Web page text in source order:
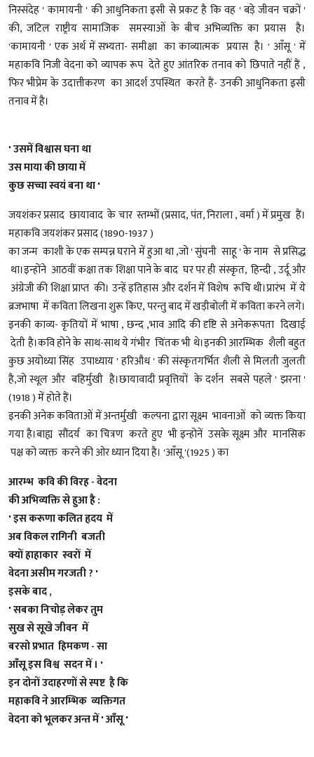
निस्संदेह ' कामायनी ' की आधुनिकता इसी से प्रकट है कि वह ' बड़े जीवन चक्रों '
की, जटिल राष्ट्रीय सामाजिक समस्याओं के बीच अभिव्यक्ति का प्रयास है।
'कामायनी ' एक अर्थ में सभ्यता- समीक्षा का काव्यात्मक प्रयास है। ' आँसू ' में
महाकवि निजी वेदना को व्यापक रूप देते हुए आंतरिक तनाव को छिपाते नहीं हैं ,
फिर भीप्रेम के उदात्तीकरण का आदर्श उपस्थित करते हैं- उनकी आधुनिकता इसी
तनाव में है।
' उसमें विश्वास घना था
उस माया की छाया में
कुछ सच्चा स्वयं बना था '
जयशंकर प्रसाद छायावाद के चार स्तम्भों (प्रसाद, पंत, निराला , वर्मा ) में प्रमुख हैं।
महाकवि जयशंकर प्रसाद (1890-1937 )
का जन्म काशी के एक सम्पन्न घराने में हुआ था ,जो ' सुंघनी साहू ' के नाम से प्रसिद्ध
था।इन्होंने आठवीं कक्षा तक शिक्षा पाने के बाद घर पर ही संस्कृत, हिन्दी , उर्दू और
अंग्रेजी की शिक्षा प्राप्त की। उन्हें इतिहास और दर्शन में विशेष रूचि थी।प्रारंभ में ये
ब्रजभाषा में कविता लिखना शुरू किए, परन्तु बाद में खड़ीबोली में कविता करने लगे।
इनकी काव्य- कृतियों में भाषा , छन्द ,भाव आदि की दृष्टि से अनेकरूपता दिखाई
देती है।कवि होने के साथ-साथ ये गंभीर चिंतक भी थे।इनकी आरम्भिक शैली बहुत
कुछ अयोध्या सिंह उपाध्याय ' हरिऔध ' की संस्कृतगर्भित शैली से मिलती जुलती
है,जो स्थूल और बहिर्मुखी है।छायावादी प्रवृत्तियों के दर्शन सबसे पहले ' झरना '
(1918 ) में होते हैं।
इनकी अनेक कविताओं में अन्तर्मुखी कल्पना द्वारा सूक्ष्म भावनाओं को व्यक्त किया
गया है।बाह्य सौंदर्य का चित्रण करते हुए भी इन्होनें उसके सूक्ष्म और मानसिक
पक्ष को व्यक्त करने की ओर ध्यान दिया है। 'आँसू '(1925 ) का
आरम्भ कवि की विरह - वेदना
की अभिव्यक्ति से हुआ है :
' इस करूणा कलित हृदय में
अब विकल रागिनी बजती
क्यों हाहाकार स्वरों में
वेदना असीम गरजती ? '
इसके बाद ,
' सबका निचोड़ लेकर तुम
सुख से सूखे जीवन में
बरसो प्रभात हिमकण - सा
आँसू इस विश्व सदन में । '
इन दोनों उदाहरणों से स्पष्ट है कि
महाकवि ने आरम्भिक व्यक्तिगत
वेदना को भूलकर अन्त में ' आँसू '